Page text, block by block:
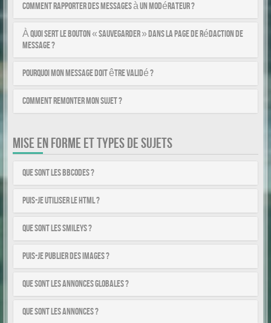
Comment rapporter des messages à un modérateur ?
À quoi sert le bouton « Sauvegarder » dans la page de rédaction de
message ?
Pourquoi mon message doit être validé ?
Comment remonter mon sujet ?
MISE EN FORME ET TYPES DE SUJETS
Que sont les BBCodes ?
Puis-je utiliser le HTML ?
Que sont les smileys ?
Puis-je publier des images ?
Que sont les annonces globales ?
Que sont les annonces ?